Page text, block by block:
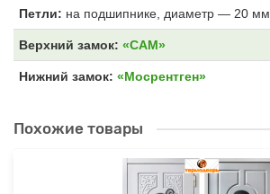
Петли: на подшипнике, диаметр — 20 мм
Верхний замок: «САМ»
Нижний замок: «Мосрентген»
Похожие товары